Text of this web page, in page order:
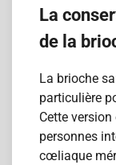
La
de la
La brioche
particulière
Cette
personnes
cœliaque